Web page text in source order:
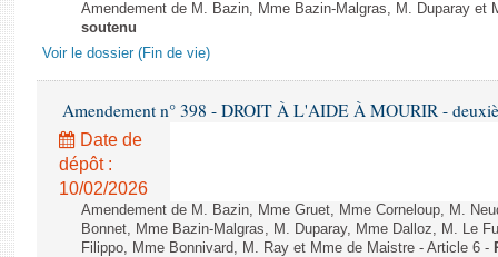
Amendement de M. Bazin, Mme Bazin-Malgras, M. Duparay et
soutenu
Voir le dossier (Fin de vie)
Amendement n° 398 - DROIT À L'AIDE À MOURIR -
Date de
dépôt :
10/02/2026
Amendement de M. Bazin, Mme Gruet, Mme Corneloup, M.
Bonnet, Mme Bazin-Malgras, M. Duparay, Mme Dalloz, M. Le
Filippo, Mme Bonnivard, M. Ray et Mme de Maistre - Article 6 -